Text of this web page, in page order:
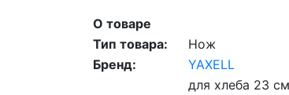
О товаре
Тип товара:
Нож
Бренд:
YAXELL
для хлеба 23